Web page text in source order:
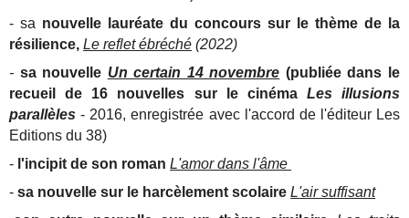
- sa nouvelle lauréate du concours sur le thème de la
résilience, Le reflet ébréché (2022)
- sa nouvelle Un certain 14 novembre (publiée dans le
recueil de 16 nouvelles sur le cinéma Les illusions
parallèles - 2016, enregistrée avec l'accord de l'éditeur Les
Editions du 38)
- l'incipit de son roman L'amor dans l'âme
-sa nouvelle sur le harcèlement scolaire L'air suffisant